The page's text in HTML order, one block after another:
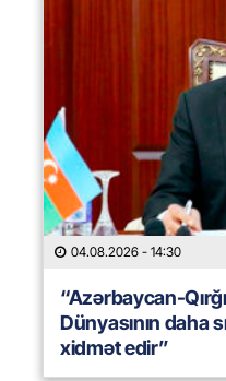
04.08.2026 - 14:30
“Azərbaycan-
Dünyasının daha
xidmət edir”